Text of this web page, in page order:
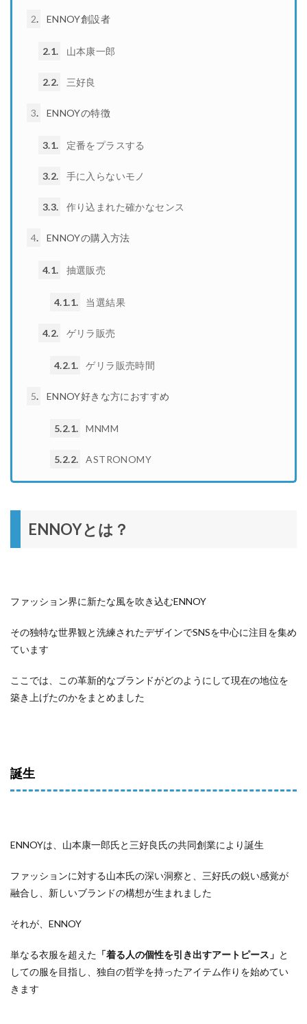
2 ENNOY創設者
2.1 山本康一郎
2.2 三好良
3 ENNOYの特徴
3.1 定番をプラスする
3.2 手に入らないモノ
3.3 作り込まれた確かなセンス
4 ENNOYの購入方法
4.1 抽選販売
4.1.1 当選結果
4.2 ゲリラ販売
4.2.1 ゲリラ販売時間
5 ENNOY好きな方におすすめ
5.2.1 MNMM
5.2.2 ASTRONOMY
ENNOYとは？
ファッション界に新たな風を吹き込むENNOY
その独特な世界観と洗練されたデザインでSNSを中心に注目を集め
ています
ここでは、この革新的なブランドがどのようにして現在の地位を
築き上げたのかをまとめました
誕生
ENNOYは、山本康一郎氏と三好良氏の共同創業により誕生
ファッションに対する山本氏の深い洞察と、三好氏の鋭い感覚が
融合し、新しいブランドの構想が生まれました
それが、ENNOY
単なる衣服を超えた 「着る人の個性を引き出すアートピース」 と
しての服を目指し、独自の哲学を持ったアイテム作りを始めてい
きます